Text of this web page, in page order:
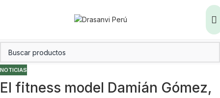
NOTICIAS
El fitness model Damián Gómez,